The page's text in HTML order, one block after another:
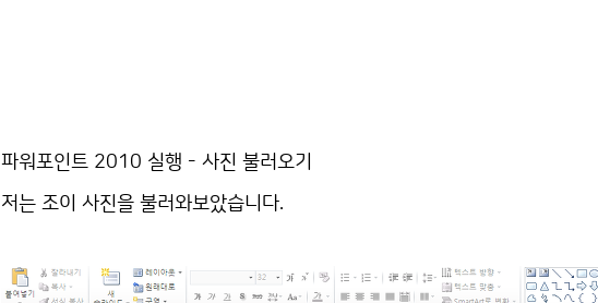
파워포인트 2010 실행 - 사진 불러오기
저는 조이 사진을 불러와보았습니다.